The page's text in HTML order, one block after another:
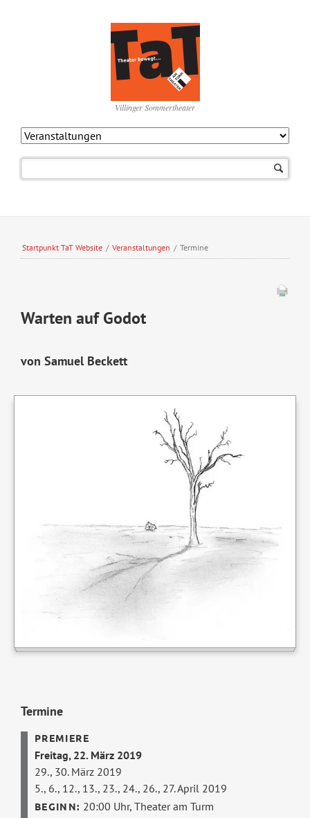
Villinger Sommertheater
Startpunkt TaT Website / Veranstaltungen / Termine
Warten auf Godot
von Samuel Beckett
Termine
Freitag, 22. März 2019
29., 30. März 2019
5., 6., 12., 13., 23., 24., 26., 27. April 2019
20:00 Uhr,Theater am Turm